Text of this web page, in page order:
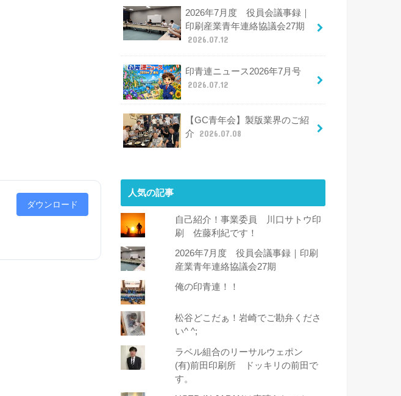
ダウンロード
2026年7月度 役員会議事録｜
印刷産業青年連絡協議会27期
2026.07.12
印青連ニュース2026年7月号
2026.07.12
【GC青年会】製版業界のご紹
介
2026.07.08
人気の記事
自己紹介！事業委員 川口サトウ印
刷 佐藤利紀です！
2026年7月度 役員会議事録｜印刷
産業青年連絡協議会27期
俺の印青連！！
松谷どこだぁ！岩崎でご勘弁くださ
い^ ^;
ラベル組合のリーサルウェポン
(有)前田印刷所 ドッキリの前田で
す。